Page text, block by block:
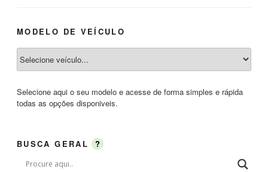
MODELO DE VEÍCULO
Selecione aqui o seu modelo e acesse de forma simples e rápida
todas as opções disponiveis.
BUSCA GERAL ?